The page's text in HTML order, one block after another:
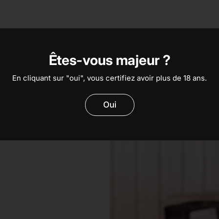
Êtes-vous majeur ?
En cliquant sur "oui", vous certifiez avoir plus de 18 ans.
Oui